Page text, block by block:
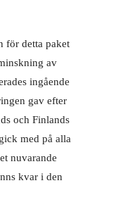
för detta paket
av
ingående
gav efter
och Finlands
med på alla
nuvarande
kvar i den